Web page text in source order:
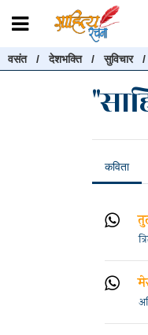
वसंत/देशभक्ति/सुविचार
कविता
रचनाएँ खोजें
रचनाएँ खोजने के लिए